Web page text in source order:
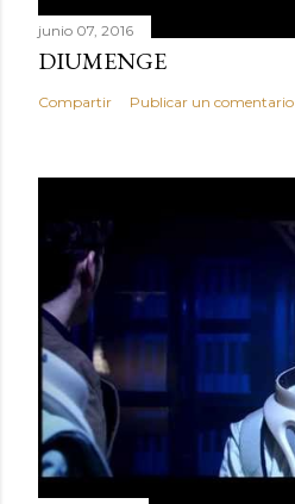
junio 07, 2016
DIUMENGE
Compartir Publicar un comentario